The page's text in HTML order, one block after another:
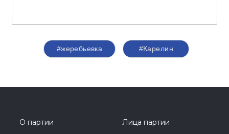
#жеребьевка #Карелин
О партии
Лица партии